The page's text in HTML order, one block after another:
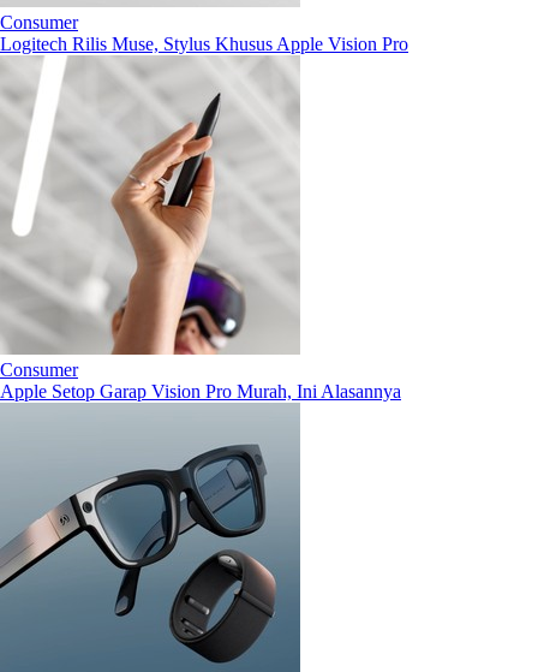
Consumer
Logitech Rilis Muse, Stylus Khusus Apple Vision Pro
Consumer
Apple Setop Garap Vision Pro Murah, Ini Alasannya